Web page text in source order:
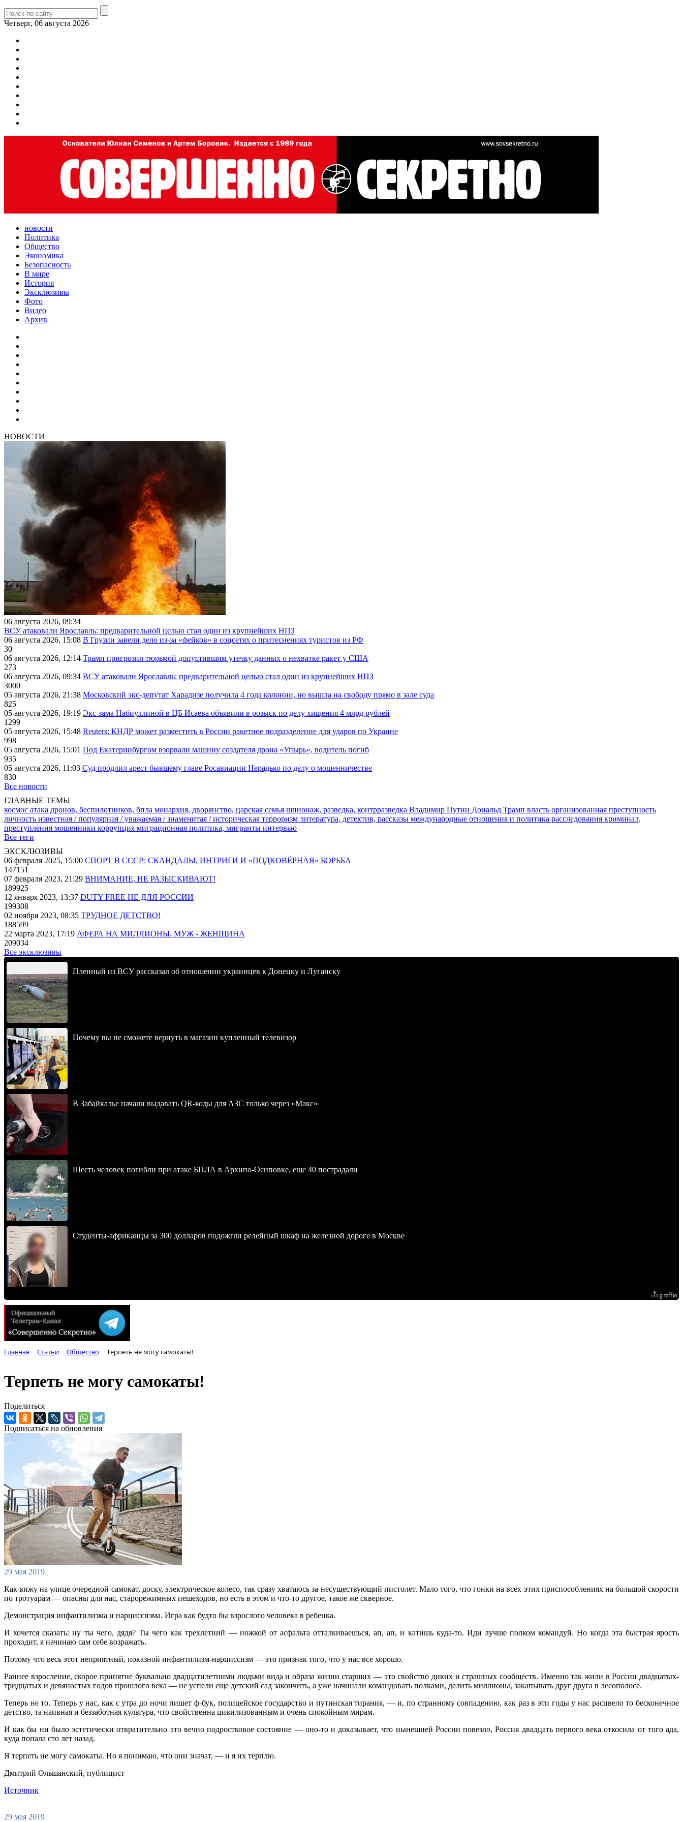
Четверг, 06 августа 2026
новости
Политика
Общество
Экономика
Безопасность
В мире
История
Эксклюзивы
Фото
Видео
Архив
НОВОСТИ
06 августа 2026, 09:34
ВСУ атаковали Ярославль: предварительной целью стал один из крупнейших НПЗ
06 августа 2026, 15:08 В Грузии завели дело из-за «фейков» в соцсетях о притеснениях туристов из РФ
30
06 августа 2026, 12:14 Трамп пригрозил тюрьмой допустившим утечку данных о нехватке ракет у США
273
06 августа 2026, 09:34 ВСУ атаковали Ярославль: предварительной целью стал один из крупнейших НПЗ
3000
05 августа 2026, 21:38 Московский экс-депутат Харадизе получила 4 года колонии, но вышла на свободу прямо в зале суда
825
05 августа 2026, 19:19 Экс-зама Набиуллиной в ЦБ Исаева объявили в розыск по делу хищения 4 млрд рублей
1299
05 августа 2026, 15:48 Reuters: КНДР может разместить в России ракетное подразделение для ударов по Украине
998
05 августа 2026, 15:01 Под Екатеринбургом взорвали машину создателя дрона «Упырь», водитель погиб
935
05 августа 2026, 11:03 Суд продлил арест бывшему главе Росавиации Нерадько по делу о мошенничестве
830
Все новости
ГЛАВНЫЕ ТЕМЫ
космос атака дронов, беспилотников, бпла монархия, дворянство, царская семья шпионаж, разведка, контрразведка Владимир Путин Дональд Трамп власть организованная преступность
личность известная / популярная / уважаемая / знаменитая / историческая терроризм литература, детектив, рассказы международные отношения и политика расследования криминал,
преступления мошенники коррупция миграционная политика, мигранты интервью
Все теги
ЭКСКЛЮЗИВЫ
06 февраля 2025, 15:00 СПОРТ В СССР: СКАНДАЛЫ, ИНТРИГИ И «ПОДКОВЁРНАЯ» БОРЬБА
147151
07 февраля 2023, 21:29 ВНИМАНИЕ, НЕ РАЗЫСКИВАЮТ!
189925
12 января 2023, 13:37 DUTY FREE НЕ ДЛЯ РОССИИ
199308
02 ноября 2023, 08:35 ТРУДНОЕ ДЕТСТВО!
188599
22 марта 2023, 17:19 АФЕРА НА МИЛЛИОНЫ. МУЖ - ЖЕНЩИНА
209034
Все эксклюзивы
Пленный из ВСУ рассказал об отношении украинцев к Донецку и Луганску
Почему вы не сможете вернуть в магазин купленный телевизор
В Забайкалье начали выдавать QR-коды для АЗС только через «Макс»
Шесть человек погибли при атаке БПЛА в Архипо-Осиповке, еще 40 пострадали
Студенты-африканцы за 300 долларов подожгли релейный шкаф на железной дороге в Москве
Главная Статьи Общество Терпеть не могу самокаты!
Терпеть не могу самокаты!
Поделиться
Подписаться на обновления
29 мая 2019
Как вижу на улице очередной самокат, доску, электрическое колесо, так сразу хватаюсь за несуществующий пистолет. Мало того, что гонки на всех этих приспособлениях на большой скорости
по тротуарам — опасны для нас, старорежимных пешеходов, но есть в этом и что-то другое, такое же скверное.
Демонстрация инфантилизма и нарциссизма. Игра как будто бы взрослого человека в ребенка.
И хочется сказать: ну ты чего, дядя? Ты чего как трехлетний — ножкой от асфальта отталкиваешься, ап, ап, и катишь куда-то. Иди лучше полком командуй. Но когда эта быстрая ярость
проходит, я начинаю сам себе возражать.
Потому что весь этот неприятный, показной инфантилизм-нарциссизм — это признак того, что у нас все хорошо.
Раннее взросление, скорое принятие буквально двадцатилетними людьми вида и образа жизни старших — это свойство диких и страшных сообществ. Именно так жили в России двадцатых-
тридцатых и девяностых годов прошлого века — не успели еще детский сад закончить, а уже начинали командовать полками, делить миллионы, закапывать друг друга в лесополосе.
Теперь не то. Теперь у нас, как с утра до ночи пишет ф-бук, полицейское государство и путинская тирания, — и, по странному совпадению, как раз в эти годы у нас расцвело то бесконечное
детство, та наивная и беззаботная культура, что свойственна цивилизованным и очень спокойным мирам.
И как бы ни было эстетически отвратительно это вечно подростковое состояние — оно-то и доказывает, что нынешней России повезло, Россия двадцать первого века откосила от того ада,
куда попала сто лет назад.
Я терпеть не могу самокаты. Но я понимаю, что они значат, — и я их терплю.
Дмитрий Ольшанский, публицист
Источник
29 мая 2019